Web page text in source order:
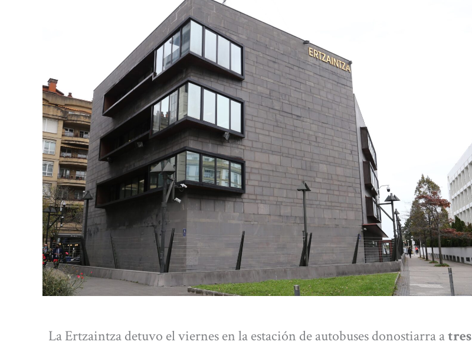
La Ertzaintza detuvo el viernes en la estación de autobuses donostiarra atres